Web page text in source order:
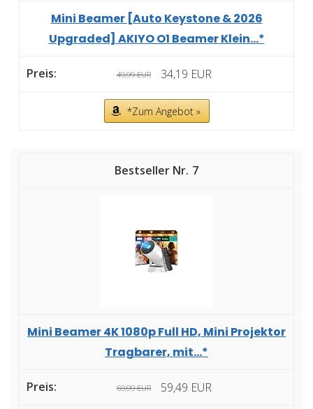
Mini Beamer [Auto Keystone & 2026
Upgraded] AKIYO O1 Beamer Klein...*
49,99 EUR 34,19 EUR
*Zum Angebot »
7
Mini Beamer 4K 1080p Full HD, Mini Projektor
Tragbarer, mit...*
69,99 EUR 59,49 EUR